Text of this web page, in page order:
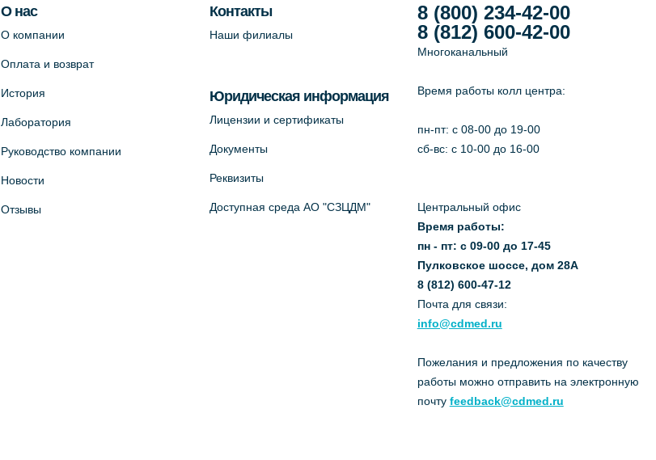
О нас
О компании
Оплата и возврат
История
Лаборатория
Руководство компании
Новости
Отзывы
Контакты
Наши филиалы
Юридическая информация
Лицензии и сертификаты
Документы
Реквизиты
Доступная среда АО "СЗЦДМ"
8 (800) 234-42-00
8 (812) 600-42-00
Многоканальный
Время работы колл центра:
пн-пт: c 08-00 до 19-00
сб-вс: с 10-00 до 16-00
Центральный офис
Время работы:
пн - пт: с 09-00 до 17-45
Пулковское шоссе, дом 28А
8 (812) 600-47-12
Почта для связи:
info@cdmed.ru
Пожелания и предложения по качеству
работы можно отправить на электронную
почту feedback@cdmed.ru